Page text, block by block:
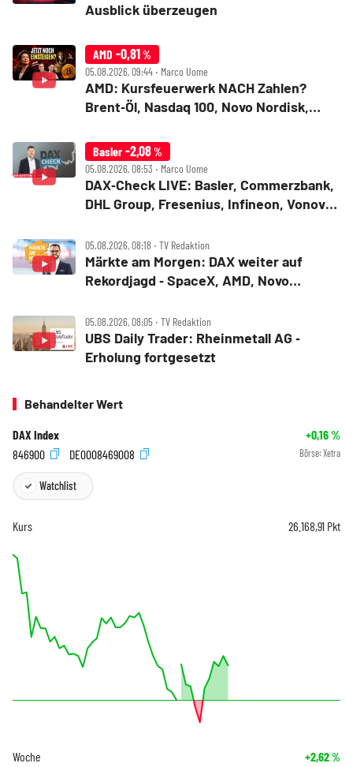
Ausblick überzeugen
AMD -0,81%
05.08.2026, 09:44 ‧ Marco Uome
AMD: Kursfeuerwerk NACH Zahlen?
Brent‑Öl, Nasdaq 100, Novo Nordisk,
Basler -2,08%
05.08.2026, 08:53 ‧ Marco Uome
DAX‑Check LIVE: Basler, Commerzbank,
DHL Group, Fresenius, Infineon, Vonovia
05.08.2026, 08:18 ‧ TV Redaktion
Märkte am Morgen: DAX weiter auf
Rekordjagd ‑ SpaceX, AMD, Novo
05.08.2026, 08:05 ‧ TV Redaktion
UBS Daily Trader: Rheinmetall AG ‑
Erholung fortgesetzt
Behandelter Wert
DAX Index +0,16%
846900
DE0008469008 Börse: Xetra
Watchlist
Kurs 26.168,91 Pkt
Woche +2,62%